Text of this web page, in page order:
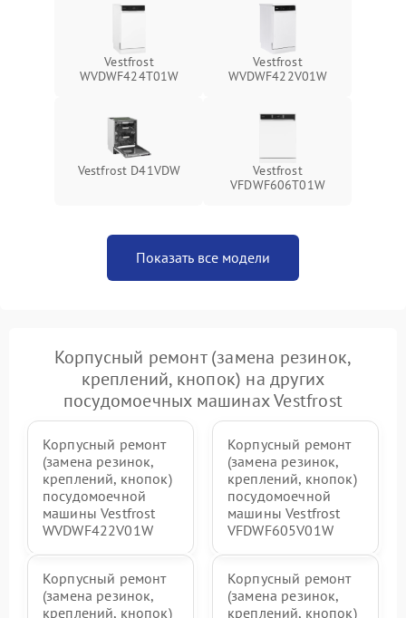
Vestfrost
WVDWF424T01W
Vestfrost
WVDWF422V01W
Vestfrost D41VDW
Vestfrost
VFDWF606T01W
Показать все модели
Корпусный ремонт (замена резинок,
креплений, кнопок) на других
посудомоечных машинах Vestfrost
Корпусный ремонт
(замена резинок,
креплений, кнопок)
посудомоечной
машины Vestfrost
WVDWF422V01W
Корпусный ремонт
(замена резинок,
креплений, кнопок)
посудомоечной
машины Vestfrost
VFDWF605V01W
Корпусный ремонт
(замена резинок,
креплений, кнопок)
Корпусный ремонт
(замена резинок,
креплений, кнопок)